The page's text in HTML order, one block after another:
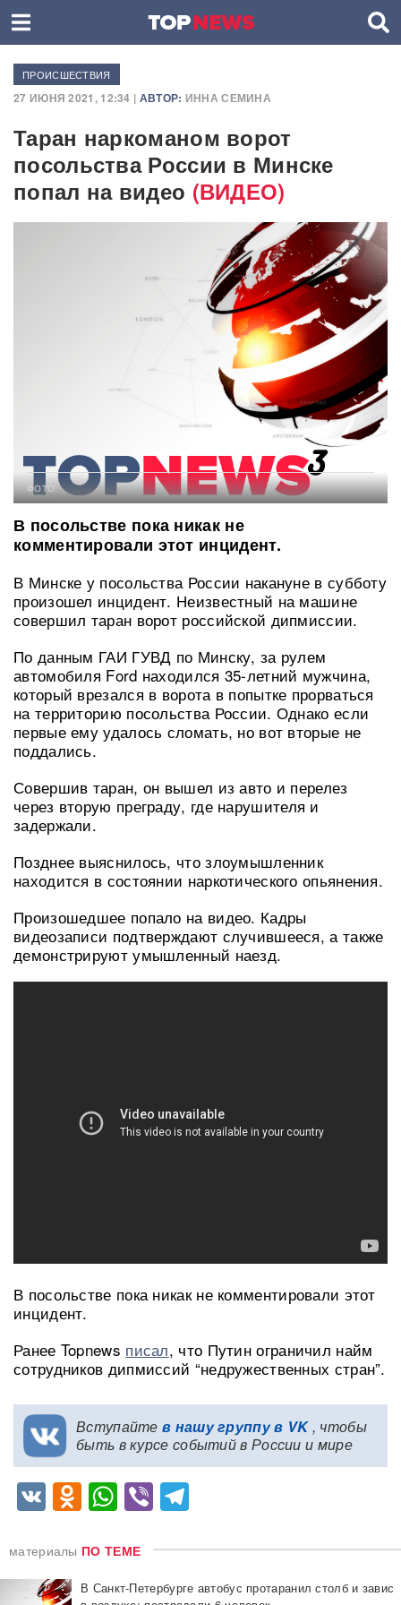
ПРОИСШЕСТВИЯ
27 ИЮНЯ 2021, 12:34 | АВТОР: ИННА СЕМИНА
Таран наркоманом ворот
посольства России в Минске
попал на видео (ВИДЕО)
ФОТО:
В посольстве пока никак не
комментировали этот инцидент.
В Минске у посольства России накануне в субботу
произошел инцидент. Неизвестный на машине
совершил таран ворот российской дипмиссии.
По данным ГАИ ГУВД по Минску, за рулем
автомобиля Ford находился 35-летний мужчина,
который врезался в ворота в попытке прорваться
на территорию посольства России. Однако если
первые ему удалось сломать, но вот вторые не
поддались.
Совершив таран, он вышел из авто и перелез
через вторую преграду, где нарушителя и
задержали.
Позднее выяснилось, что злоумышленник
находится в состоянии наркотического опьянения.
Произошедшее попало на видео. Кадры
видеозаписи подтверждают случившееся, а также
демонстрируют умышленный наезд.
В посольстве пока никак не комментировали этот
инцидент.
Ранее Topnews писал, что Путин ограничил найм
сотрудников дипмиссий “недружественных стран”.
Вступайте в нашу группу в VK, чтобы
быть в курсе событий в России и мире
VKOdnoklassniki
WhatsApp
Viber
материалы ПО ТЕМЕ
В Санкт-Петербурге автобус протаранил столб и завис